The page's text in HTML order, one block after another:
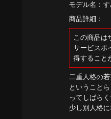
モデル名：
商品詳細：
この商品は
サービスポ
得すること
二重人格の
ということ
ってしばら
少し別人格に